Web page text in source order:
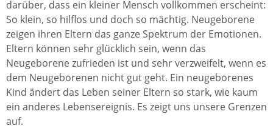
darüber, dass ein kleiner Mensch vollkommen erscheint:
So klein, so hilflos und doch so mächtig. Neugeborene
zeigen ihren Eltern das ganze Spektrum der Emotionen.
Eltern können sehr glücklich sein, wenn das
Neugeborene zufrieden ist und sehr verzweifelt, wenn es
dem Neugeborenen nicht gut geht. Ein neugeborenes
Kind ändert das Leben seiner Eltern so stark, wie kaum
ein anderes Lebensereignis. Es zeigt uns unsere Grenzen
auf.